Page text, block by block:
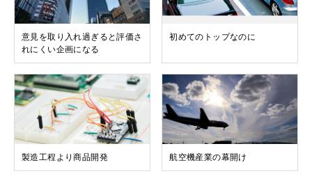
意見を取り入れ過ぎると評価さ
れにくい企画になる
初めてのトップなのに
製造工程より商品開発 航空機産業の幕開け